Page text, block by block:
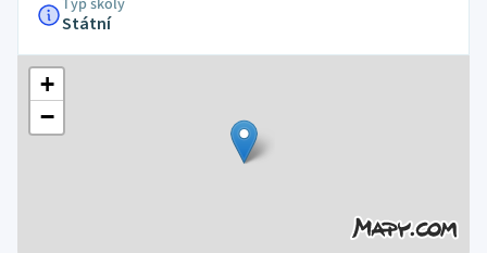
Typ školy
Státní
+
−